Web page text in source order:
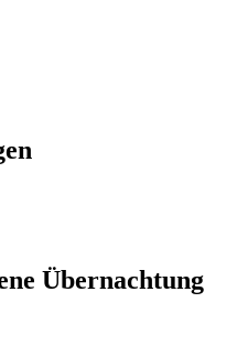
Übernachtung